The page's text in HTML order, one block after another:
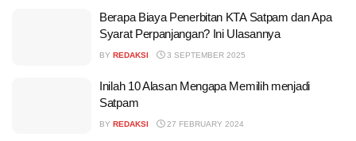
Berapa Biaya Penerbitan KTA Satpam dan Apa
Syarat Perpanjangan? Ini Ulasannya
BY REDAKSI 3 SEPTEMBER 2025
Inilah 10 Alasan Mengapa Memilih menjadi
Satpam
BY REDAKSI 27 FEBRUARY 2024